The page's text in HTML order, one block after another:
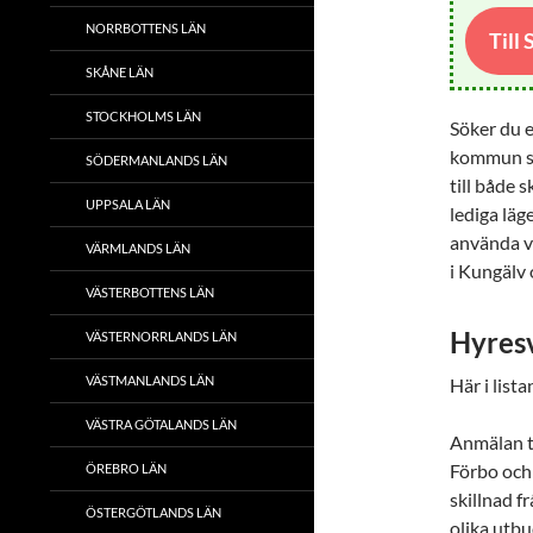
Till
Söker du
kommun
till både
lediga
använda
i Kungälv
Här i
Anmälan
Förbo
skillnad
olika
NORRBOTTENS LÄN
SKÅNE LÄN
STOCKHOLMS LÄN
SÖDERMANLANDS LÄN
UPPSALA LÄN
VÄRMLANDS LÄN
VÄSTERBOTTENS LÄN
VÄSTERNORRLANDS LÄN
VÄSTMANLANDS LÄN
VÄSTRA GÖTALANDS LÄN
ÖREBRO LÄN
ÖSTERGÖTLANDS LÄN